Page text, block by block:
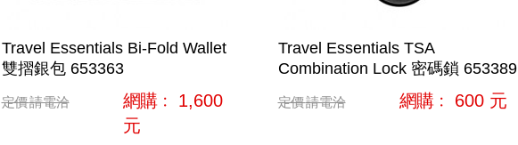
Travel Essentials Bi-Fold Wallet
雙摺銀包 653363
定價請電洽 網購﹕ 1,600
元
Travel Essentials TSA
Combination Lock 密碼鎖 653389
定價請電洽 網購﹕ 600 元